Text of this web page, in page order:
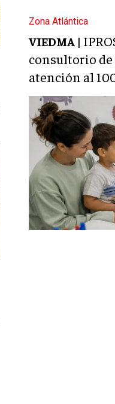
Zona Atlántica
VIEDMA |
consultorio
atención al